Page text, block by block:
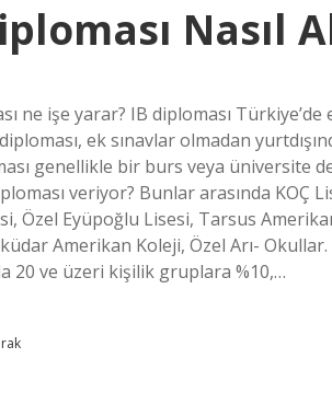
Nasıl
ne işe yarar? IB diploması
ek sınavlar olmadan
genellikle bir burs veya üniversite
veriyor? Bunlar arasında KOÇ
Özel Eyüpoğlu Lisesi, Tarsus
Amerikan Koleji, Özel Arı-
20 ve üzeri kişilik gruplara %10,…